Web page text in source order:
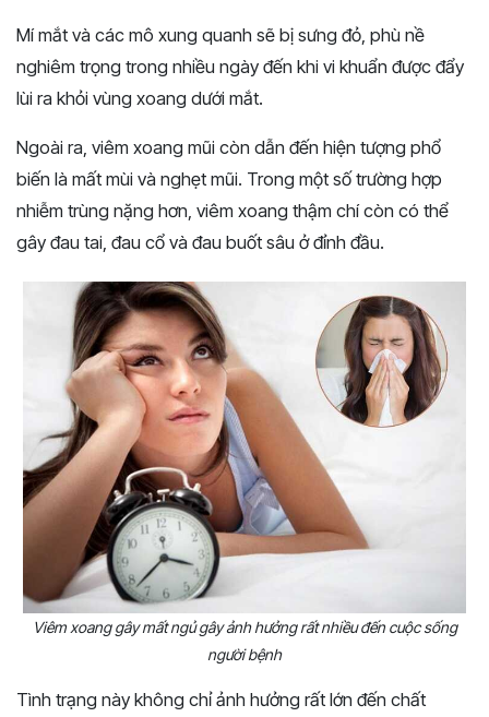
Mí mắt và các mô xung quanh sẽ bị sưng đỏ, phù nề
nghiêm trọng trong nhiều ngày đến khi vi khuẩn được đẩy
lùi ra khỏi vùng xoang dưới mắt.
Ngoài ra, viêm xoang mũi còn dẫn đến hiện tượng phổ
biến là mất mùi và nghẹt mũi. Trong một số trường hợp
nhiễm trùng nặng hơn, viêm xoang thậm chí còn có thể
gây đau tai, đau cổ và đau buốt sâu ở đỉnh đầu.
Viêm xoang gây mất ngủ gây ảnh hưởng rất nhiều đến cuộc sống
người bệnh
Tình trạng này không chỉ ảnh hưởng rất lớn đến chất